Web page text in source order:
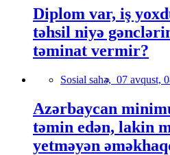
Diplom var, iş
təhsil niyə
təminat vermir?
Sosial sahə, 07 avqust,
Azərbaycan
təmin edən, lakin
yetməyən